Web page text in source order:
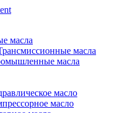
масла
масла
масла
масло
масло